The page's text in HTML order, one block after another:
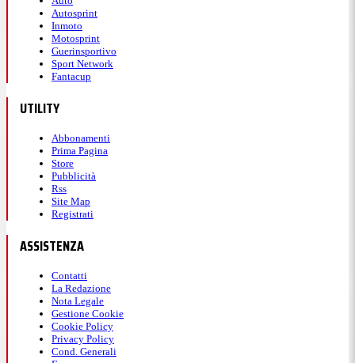
Autosprint
Inmoto
Motosprint
Guerinsportivo
Sport Network
Fantacup
UTILITY
Abbonamenti
Prima Pagina
Store
Pubblicità
Rss
Site Map
Registrati
ASSISTENZA
Contatti
La Redazione
Nota Legale
Gestione Cookie
Cookie Policy
Privacy Policy
Cond. Generali